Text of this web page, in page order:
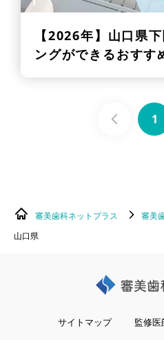
【2026年】 山口県
ングができるおすす
1
審美歯科ネットプラス
審美
山口県
サイトマップ
監修